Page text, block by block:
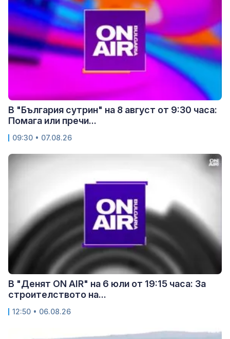
В "България сутрин" на 8 август от 9:30 часа:
Помага или пречи...
09:30 • 07.08.26
В "Денят ON AIR" на 6 юли от 19:15 часа: За
строителството на...
12:50 • 06.08.26